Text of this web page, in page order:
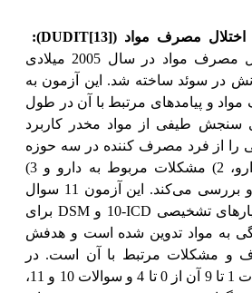
مصرف مواد ( DUDIT[13]
):
آزمون تشخیص اختلال مصرف مواد در سال 2005 میلادی
در سوئد ساخته شد. این آزمون به
و پیامدهای مرتبط با آن در طول
سنجش طیفی از مواد مخدر کاربرد
را از فرد مصرف کننده در سه حوزه
1) فراوانی مصرف دارو، 2) مشکلات مربوط به دارو و 3)
علائم وابستگی به دارو بررسی می‌کند. این آزمون 11 سوال
تشخیصی ICD-10 و DSM برای
به مواد تدوین شده است و هدفش
و مشکلات مرتبط با آن است. در
طیف لیکرت که سوالات 1 تا 9 آن از 0 تا 4 و سوالات 10 و 11،